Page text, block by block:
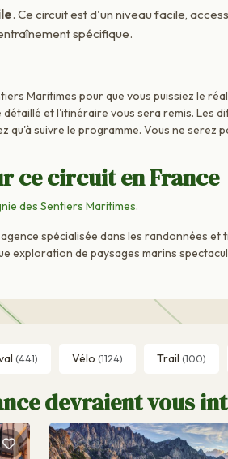
. Ce circuit est d'un niveau facile,
spécifique.
Maritimes pour que vous puissiez le
et l'itinéraire vous sera remis. Les
suivre le programme. Vous ne serez
ce circuit en France
des Sentiers Maritimes.
spécialisée dans les randonnées
exploration de paysages marins
(441) Vélo (1124) Trail (100)
devraient vous